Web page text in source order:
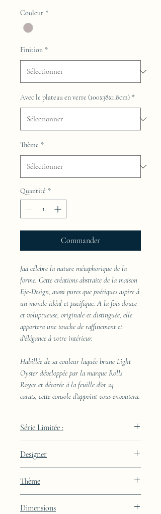
Couleur *
Finition *
Avec le plateau en verre (100x38x1,8cm) *
Thème *
Quantité *
Commander
Jaa célèbre la nature métaphorique de la
forme. Cette créations abstraite de la maison
Eje-Design, aussi pures que poétiques aspire à
un monde idéal et pacifique. A la fois douce
et voluptueuse, originale et distinguée, elle
apportera une touche de raffinement et
d'élégance à votre intérieur.
Habillée de sa couleur laquée brune Light
Oyster développée par la marque Rolls
Royce et décorée à la feuille d'or 24
carats, cette console d'appoint vous envoutera.
Série Limitée :
Designer
Thème
Dimensions